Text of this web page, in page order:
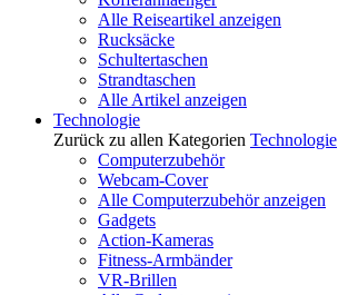
Alle Reiseartikel anzeigen
Rucksäcke
Schultertaschen
Strandtaschen
Alle Artikel anzeigen
Technologie
Zurück zu allen Kategorien Technologie
Computerzubehör
Webcam-Cover
Alle Computerzubehör anzeigen
Gadgets
Action-Kameras
Fitness-Armbänder
VR-Brillen